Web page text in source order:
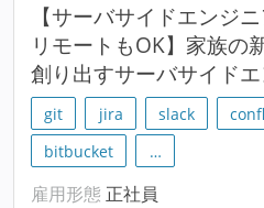
【サーバサイドエンジ
リモートもOK】家族の
創り出すサーバサイド
git jira slack
bitbucket
…
雇用形態 正社員